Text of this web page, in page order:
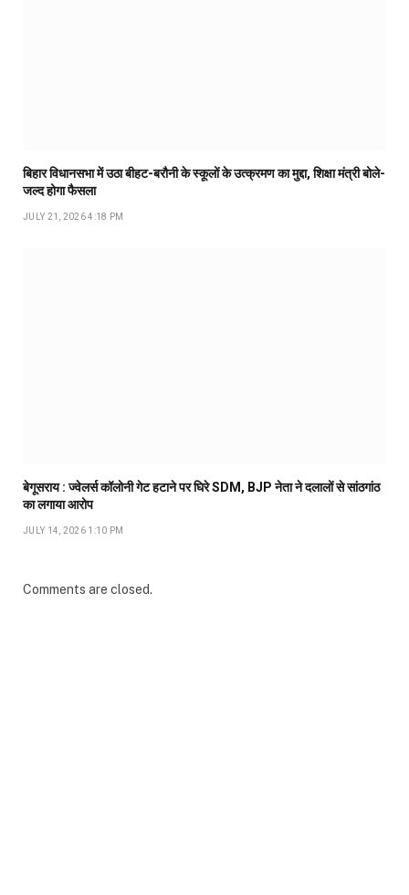
बिहार विधानसभा में उठा बीहट-बरौनी के स्कूलों के उत्क्रमण का मुद्दा, शिक्षा मंत्री बोले-
जल्द होगा फैसला
JULY 21, 2026 4:18 PM
बेगूसराय : ज्वेलर्स कॉलोनी गेट हटाने पर घिरे SDM, BJP नेता ने दलालों से सांठगांठ
का लगाया आरोप
JULY 14, 2026 1:10 PM
Comments are closed.